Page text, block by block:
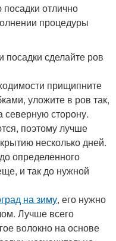
отлично
процедуры
сделайте ров
прищипните
уложите в ров так,
северную сторону.
поэтому лучше
несколько дней.
определенного
и так до нужной
на зиму, его нужно
Лучше всего
волокно на основе